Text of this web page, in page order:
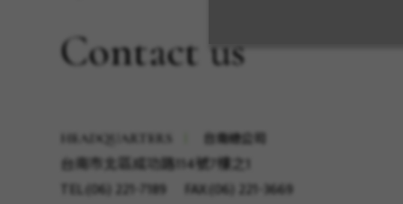
Contact us
HEADQUARTERS 台南總公司
台南市北區成功路114號7樓之1
TEL:(06) 221-7189
FAX:(06) 221-3669